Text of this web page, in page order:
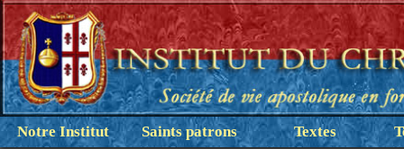
Notre Institut Saints patrons Textes